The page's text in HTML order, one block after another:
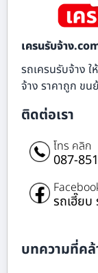
เครนรับจ้าง
รถเครนรับจ้าง
จ้าง ราคาถูก ข
ติดต่อเรา
โทร คลิก
087-
รถเฮี๊ยบ
บทความที่ค